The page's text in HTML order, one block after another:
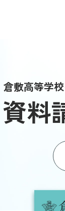
倉敷高等学
資料